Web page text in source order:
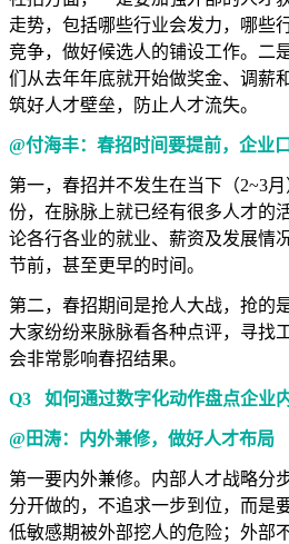
走势，包括哪些行业会发力，哪些
竞争，做好候选人的铺设工作。二
们从去年年底就开始做奖金、调薪
筑好人才壁垒，防止人才流失。
@付海丰：春招时间要提前，企业
第一，春招并不发生在当下（2~3
份，在脉脉上就已经有很多人才的
论各行各业的就业、薪资及发展情
节前，甚至更早的时间。
第二，春招期间是抢人大战，抢的
大家纷纷来脉脉看各种点评，寻找
会非常影响春招结果。
Q3 如何通过数字化动作盘点企业
@田涛：内外兼修，做好人才布局
第一要内外兼修。内部人才战略分
分开做的，不追求一步到位，而是
低敏感期被外部挖人的危险；外部